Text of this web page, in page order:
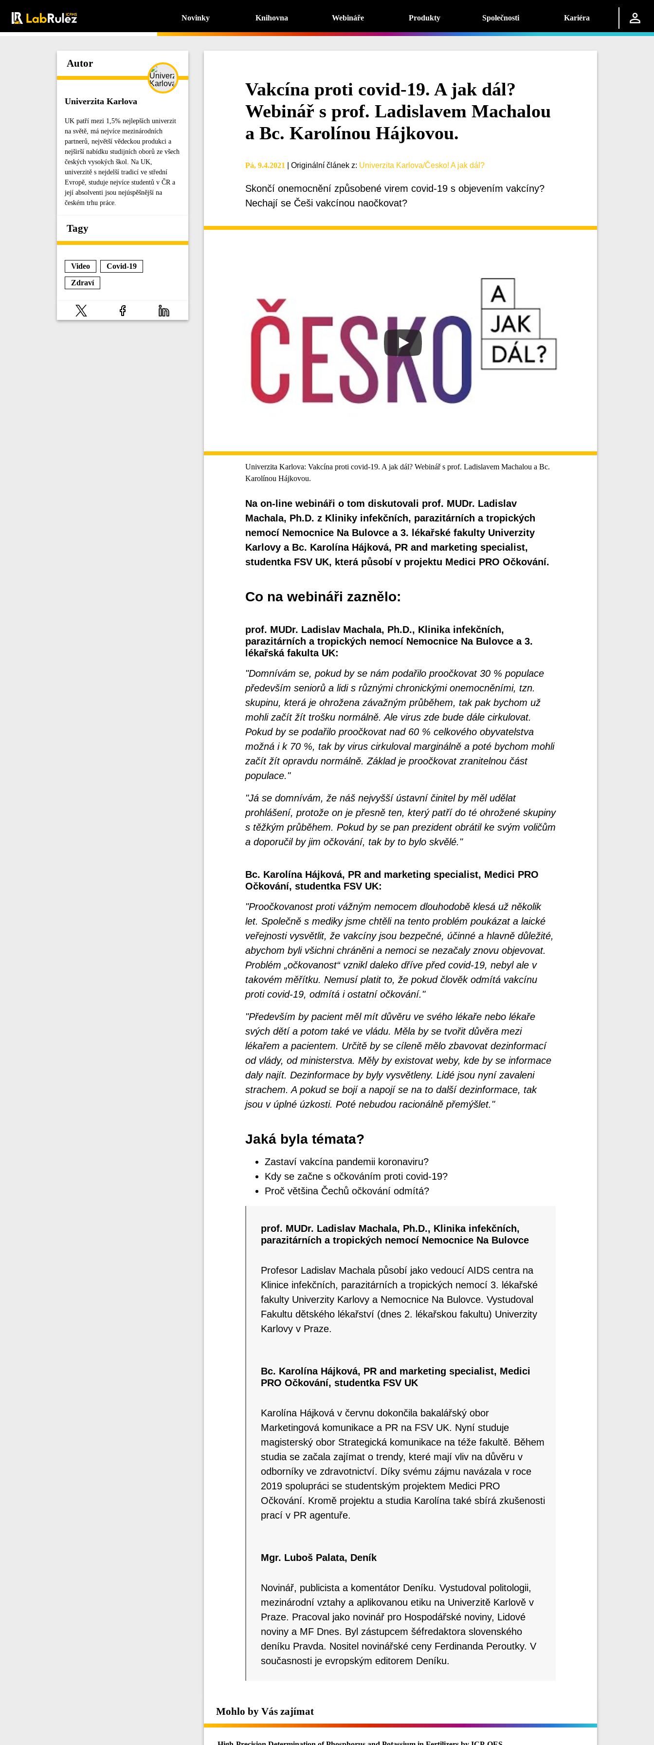
Novinky Knihovna Webináře Produkty Společnosti Kariéra
Autor
Univerzita Karlova
UK patří mezi 1,5% nejlepších univerzit
na světě, má nejvíce mezinárodních
partnerů, největší vědeckou produkci a
nejširší nabídku studijních oborů ze všech
českých vysokých škol. Na UK,
univerzitě s nejdelší tradicí ve střední
Evropě, studuje nejvíce studentů v ČR a
její absolventi jsou nejúspěšnější na
českém trhu práce.
Tagy
Video
Covid-19
Zdraví
Vakcína proti covid-19. A jak dál?
Webinář s prof. Ladislavem Machalou
a Bc. Karolínou Hájkovou.
Pá, 9.4.2021 Originální článek z: Univerzita Karlova/Česko! A jak dál?
Skončí onemocnění způsobené virem covid-19 s objevením vakcíny?
Nechají se Češi vakcínou naočkovat?
Univerzita Karlova: Vakcína proti covid-19. A jak dál? Webinář s prof. Ladislavem Machalou a Bc.
Karolínou Hájkovou.
Na on-line webináři o tom diskutovali prof. MUDr. Ladislav
Machala, Ph.D. z Kliniky infekčních, parazitárních a tropických
nemocí Nemocnice Na Bulovce a 3. lékařské fakulty Univerzity
Karlovy a Bc. Karolína Hájková, PR and marketing specialist,
studentka FSV UK, která působí v projektu Medici PRO Očkování.
Co na webináři zaznělo:
prof. MUDr. Ladislav Machala, Ph.D., Klinika infekčních,
parazitárních a tropických nemocí Nemocnice Na Bulovce a 3.
lékařská fakulta UK:
"Domnívám se, pokud by se nám podařilo proočkovat 30 % populace
především seniorů a lidi s různými chronickými onemocněními, tzn.
skupinu, která je ohrožena závažným průběhem, tak pak bychom už
mohli začít žít trošku normálně. Ale virus zde bude dále cirkulovat.
Pokud by se podařilo proočkovat nad 60 % celkového obyvatelstva
možná i k 70 %, tak by virus cirkuloval marginálně a poté bychom mohli
začít žít opravdu normálně. Základ je proočkovat zranitelnou část
populace."
"Já se domnívám, že náš nejvyšší ústavní činitel by měl udělat
prohlášení, protože on je přesně ten, který patří do té ohrožené skupiny
s těžkým průběhem. Pokud by se pan prezident obrátil ke svým voličům
a doporučil by jim očkování, tak by to bylo skvělé."
Bc. Karolína Hájková, PR and marketing specialist, Medici PRO
Očkování, studentka FSV UK:
"Proočkovanost proti vážným nemocem dlouhodobě klesá už několik
let. Společně s mediky jsme chtěli na tento problém poukázat a laické
veřejnosti vysvětlit, že vakcíny jsou bezpečné, účinné a hlavně důležité,
abychom byli všichni chráněni a nemoci se nezačaly znovu objevovat.
Problém „očkovanost“ vznikl daleko dříve před covid-19, nebyl ale v
takovém měřítku. Nemusí platit to, že pokud člověk odmítá vakcínu
proti covid-19, odmítá i ostatní očkování."
"Především by pacient měl mít důvěru ve svého lékaře nebo lékaře
svých dětí a potom také ve vládu. Měla by se tvořit důvěra mezi
lékařem a pacientem. Určitě by se cíleně mělo zbavovat dezinformací
od vlády, od ministerstva. Měly by existovat weby, kde by se informace
daly najít. Dezinformace by byly vysvětleny. Lidé jsou nyní zavaleni
strachem. A pokud se bojí a napojí se na to další dezinformace, tak
jsou v úplné úzkosti. Poté nebudou racionálně přemýšlet."
Jaká byla témata?
Zastaví vakcína pandemii koronaviru?
Kdy se začne s očkováním proti covid-19?
Proč většina Čechů očkování odmítá?
prof. MUDr. Ladislav Machala, Ph.D., Klinika infekčních,
parazitárních a tropických nemocí Nemocnice Na Bulovce
Profesor Ladislav Machala působí jako vedoucí AIDS centra na
Klinice infekčních, parazitárních a tropických nemocí 3. lékařské
fakulty Univerzity Karlovy a Nemocnice Na Bulovce. Vystudoval
Fakultu dětského lékařství (dnes 2. lékařskou fakultu) Univerzity
Karlovy v Praze.
Bc. Karolína Hájková, PR and marketing specialist, Medici
PRO Očkování, studentka FSV UK
Karolína Hájková v červnu dokončila bakalářský obor
Marketingová komunikace a PR na FSV UK. Nyní studuje
magisterský obor Strategická komunikace na téže fakultě. Během
studia se začala zajímat o trendy, které mají vliv na důvěru v
odborníky ve zdravotnictví. Díky svému zájmu navázala v roce
2019 spolupráci se studentským projektem Medici PRO
Očkování. Kromě projektu a studia Karolína také sbírá zkušenosti
prací v PR agentuře.
Mgr. Luboš Palata, Deník
Novinář, publicista a komentátor Deníku. Vystudoval politologii,
mezinárodní vztahy a aplikovanou etiku na Univerzitě Karlově v
Praze. Pracoval jako novinář pro Hospodářské noviny, Lidové
noviny a MF Dnes. Byl zástupcem šéfredaktora slovenského
deníku Pravda. Nositel novinářské ceny Ferdinanda Peroutky. V
současnosti je evropským editorem Deníku.
Mohlo by Vás zajímat